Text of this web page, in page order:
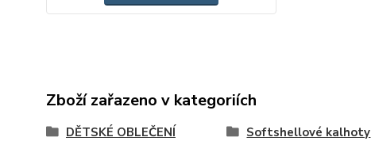
Zboží zařazeno v kategoriích
DĚTSKÉ OBLEČENÍ Softshellové kalhoty